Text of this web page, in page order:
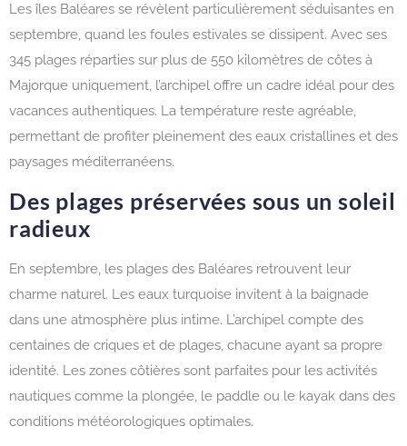
Les îles Baléares se révèlent particulièrement séduisantes en
septembre, quand les foules estivales se dissipent. Avec ses
345 plages réparties sur plus de 550 kilomètres de côtes à
Majorque uniquement, l’archipel offre un cadre idéal pour des
vacances authentiques. La température reste agréable,
permettant de profiter pleinement des eaux cristallines et des
paysages méditerranéens.
Des plages préservées sous un soleil
radieux
En septembre, les plages des Baléares retrouvent leur
charme naturel. Les eaux turquoise invitent à la baignade
dans une atmosphère plus intime. L’archipel compte des
centaines de criques et de plages, chacune ayant sa propre
identité. Les zones côtières sont parfaites pour les activités
nautiques comme la plongée, le paddle ou le kayak dans des
conditions météorologiques optimales.